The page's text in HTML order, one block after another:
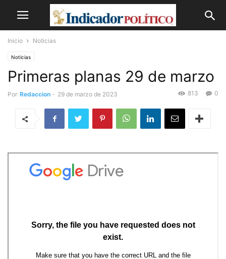
Inicio Noticias
Noticias
Primeras planas 29 de marzo
Por Redaccion - 29 de marzo de 2023 0
813